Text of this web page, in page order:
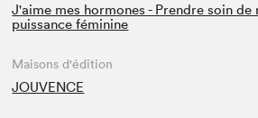
J'aime mes hormones - Prendre soin
puissance féminine
Maisons d'édition
JOUVENCE